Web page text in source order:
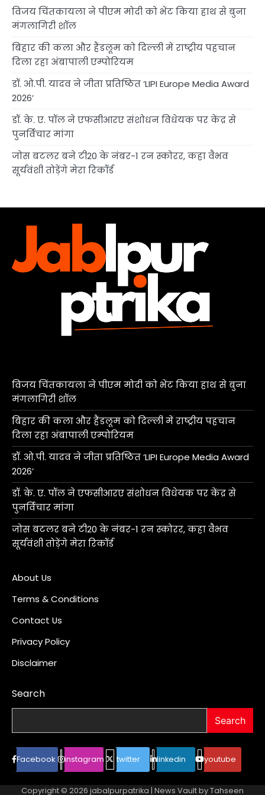
विजय चिंतकायला ने पीएम मोदी को भेंट किया हाथ से बुना
मंगलागिरी शॉल
बिहार की कला और हैंडलूम को दिल्ली में राष्ट्रीय पहचान
दिला रहा अंबापाली एम्पोरियम
डॉ. ओ.पी. यादव ने जीता प्रतिष्ठित ‘LIPI Europe Media Award
2026’
डॉ. के. ए. पॉल ने एफसीआरए संशोधन विधेयक पर केंद्र से
पुनर्विचार मांगा
जोस बटलर बने टी20 के नंबर-1 रन स्कोरर, कहा वैभव
सूर्यवंशी तोड़ेंगे मेरा रिकॉर्ड
विजय चिंतकायला ने पीएम मोदी को भेंट किया हाथ से बुना
मंगलागिरी शॉल
बिहार की कला और हैंडलूम को दिल्ली में राष्ट्रीय पहचान
दिला रहा अंबापाली एम्पोरियम
डॉ. ओ.पी. यादव ने जीता प्रतिष्ठित ‘LIPI Europe Media Award
2026’
डॉ. के. ए. पॉल ने एफसीआरए संशोधन विधेयक पर केंद्र से
पुनर्विचार मांगा
जोस बटलर बने टी20 के नंबर-1 रन स्कोरर, कहा वैभव
सूर्यवंशी तोड़ेंगे मेरा रिकॉर्ड
About Us
Terms & Conditions
Contact Us
Privacy Policy
Disclaimer
Search
Search
Facebook instagram twitter linkedin youtube
Copyright © 2026 jabalpurpatrika | News Vault byTahseen